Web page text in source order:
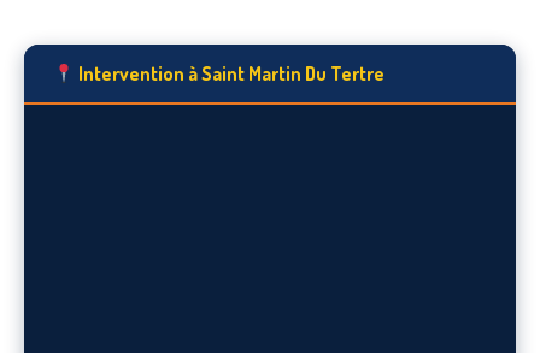
Intervention à Saint Martin Du Tertre